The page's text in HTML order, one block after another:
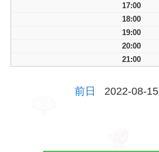
17:00
18:00
19:00
20:00
21:00
前日 2022-08-15